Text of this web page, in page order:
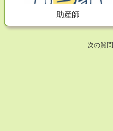
助産師
次の質